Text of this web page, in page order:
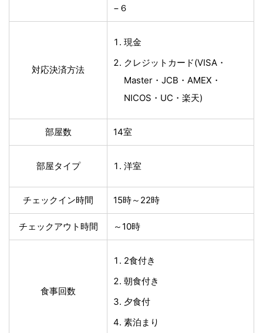
−６
対応決済方法
現金
クレジットカード(VISA・
Master・JCB・AMEX・
NICOS・UC・楽天)
部屋数 14室
部屋タイプ 洋室
チェックイン時間 15時～22時
チェックアウト時間 ～10時
食事回数
2食付き
朝食付き
夕食付
素泊まり